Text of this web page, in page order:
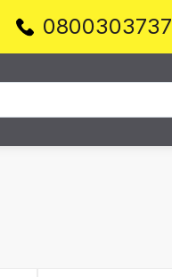
0800303737